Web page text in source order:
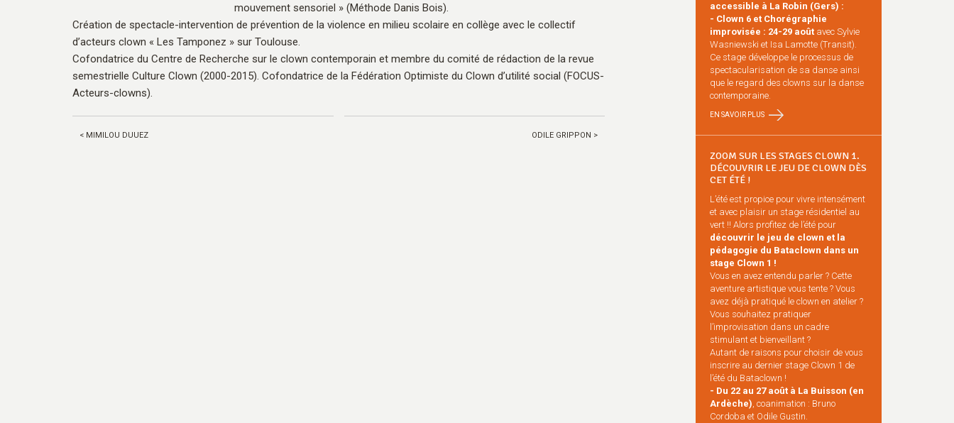
mouvement sensoriel » (Méthode Danis Bois).
Création de spectacle-intervention de prévention de la violence en milieu scolaire en collège avec le collectif
d’acteurs clown « Les Tamponez » sur Toulouse.
Cofondatrice du Centre de Recherche sur le clown contemporain et membre du comité de rédaction de la revue
semestrielle Culture Clown (2000-2015). Cofondatrice de la Fédération Optimiste du Clown d’utilité social (FOCUS-
Acteurs-clowns).
< MIMILOU DUUEZ ODILE GRIPPON >
accessible à La Robin (Gers) :
- Clown 6 et Chorégraphie
improvisée : 24-29 aoûtavec Sylvie
Wasniewski et Isa Lamotte (Transit).
Ce stage développe le processus de
spectacularisation de sa danse ainsi
que le regard des clowns sur la danse
contemporaine.
EN SAVOIR PLUS
ZOOM SUR LES STAGES CLOWN 1.
DÉCOUVRIR LE JEU DE CLOWN DÈS
CET ÉTÉ !
L’été est propice pour vivre intensément
et avec plaisir un stage résidentiel au
vert !! Alors profitez de l’été pour
découvrir le jeu de clown et la
pédagogie du Bataclown dans un
stage Clown 1 !
Vous en avez entendu parler ? Cette
aventure artistique vous tente ? Vous
avez déjà pratiqué le clown en atelier ?
Vous souhaitez pratiquer
l’improvisation dans un cadre
stimulant et bienveillant ?
Autant de raisons pour choisir de vous
inscrire au dernier stage Clown 1 de
l’été du Bataclown !
- Du 22 au 27 août à La Buisson (en
Ardèche), coanimation : Bruno
Cordoba et Odile Gustin.